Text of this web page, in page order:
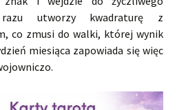
utworzy kwadraturę z
co zmusi do walki, której wynik
miesiąca zapowiada się więc